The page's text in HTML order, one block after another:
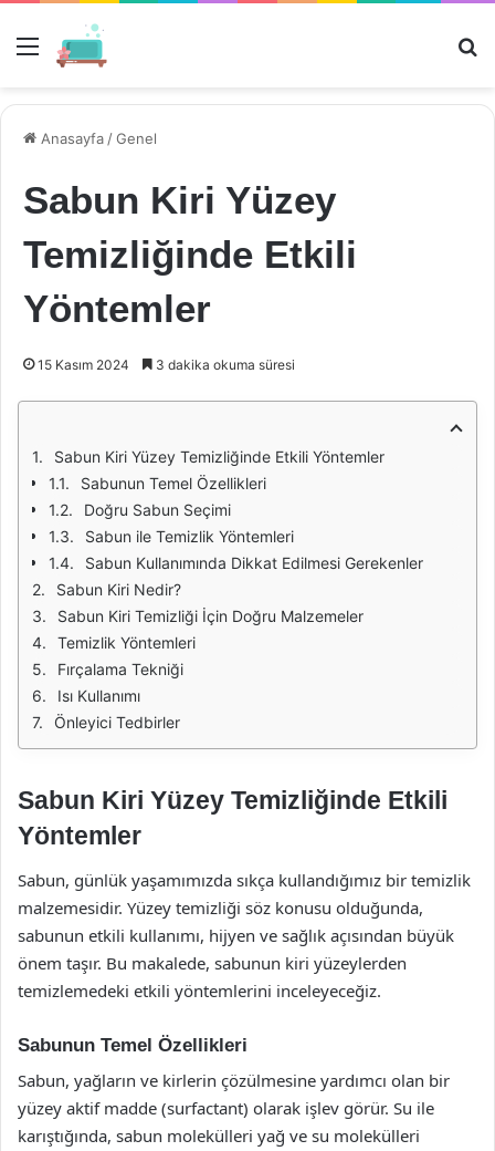
Menü
Anasayfa /Genel
Sabun Kiri Yüzey
Temizliğinde Etkili
Yöntemler
15 Kasım 2024 3 dakika okuma süresi
Sabun Kiri Yüzey Temizliğinde Etkili Yöntemler
Sabunun Temel Özellikleri
Doğru Sabun Seçimi
Sabun ile Temizlik Yöntemleri
Sabun Kullanımında Dikkat Edilmesi Gerekenler
Sabun Kiri Nedir?
Sabun Kiri Temizliği İçin Doğru Malzemeler
Temizlik Yöntemleri
Fırçalama Tekniği
Isı Kullanımı
Önleyici Tedbirler
Sabun Kiri Yüzey Temizliğinde Etkili
Yöntemler
Sabun, günlük yaşamımızda sıkça kullandığımız bir temizlik
malzemesidir. Yüzey temizliği söz konusu olduğunda,
sabunun etkili kullanımı, hijyen ve sağlık açısından büyük
önem taşır. Bu makalede, sabunun kiri yüzeylerden
temizlemedeki etkili yöntemlerini inceleyeceğiz.
Sabunun Temel Özellikleri
Sabun, yağların ve kirlerin çözülmesine yardımcı olan bir
yüzey aktif madde (surfactant) olarak işlev görür. Su ile
karıştığında, sabun molekülleri yağ ve su molekülleri